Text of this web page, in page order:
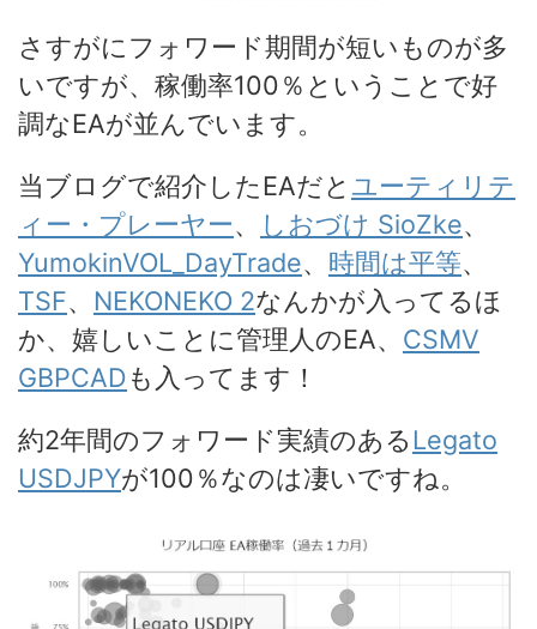
さすがにフォワード期間が短いものが多
いですが、稼働率100％ということで好
調なEAが並んでいます。
当ブログで紹介したEAだと ユーティリテ
ィー・プレーヤー、 しおづけ SioZke、
YumokinVOL_DayTrade、 時間は平等、
TSF、 NEKONEKO 2なんかが入ってるほ
か、嬉しいことに管理人のEA、 CSMV
GBPCADも入ってます！
約2年間のフォワード実績のある Legato
USDJPYが100％なのは凄いですね。